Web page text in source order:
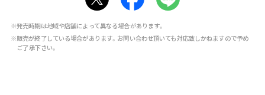
※発売時期は地域や店舗によって異なる場合があります。
※販売が終了している場合があります。お問い合わせ頂いても対応致しかねますので予め
ご了承下さい。